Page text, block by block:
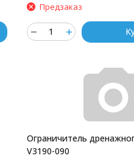
Предзаказ
Ограничитель
V3190-090